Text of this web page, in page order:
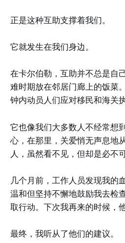
正是这种互助支撑着我们。
它就发生在我们身边。
在卡尔伯勒，互助并不总是自
难时期放在邻居门廊上的饭菜
钟内动员人们应对移民和海关
它也像我们大多数人不经常想
心，在那里，关爱悄无声息地
人，虽然看不见，但却是必不
几个月前，工作人员发现我的
温和但坚持不懈地鼓励我去检
取行动。下次我再来的时候，
最终，我听从了他们的建议。